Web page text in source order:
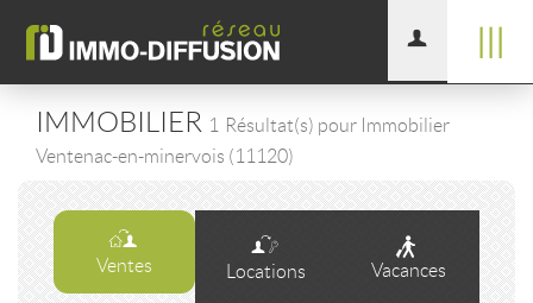
IMMOBILIER 1
Résultat(s) pour Immobilier
Ventenac-en-minervois (11120)
Ventes Locations Vacances